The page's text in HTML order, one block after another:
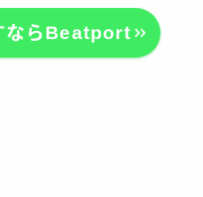
ならBeatport